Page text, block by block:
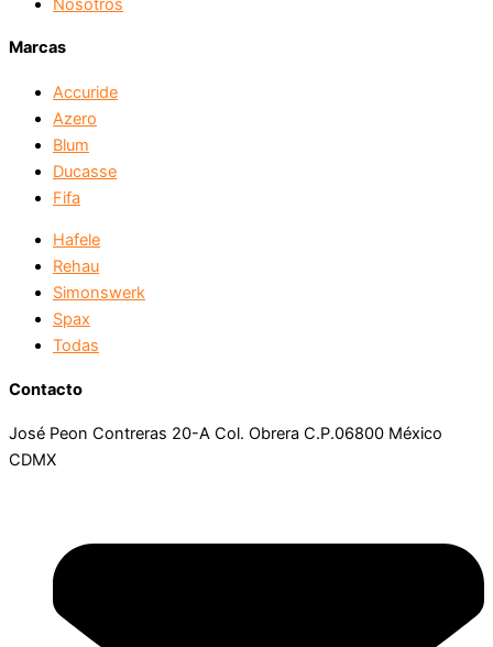
Nosotros
Marcas
Accuride
Azero
Blum
Ducasse
Fifa
Hafele
Rehau
Simonswerk
Spax
Todas
Contacto
José Peon Contreras 20-A Col. Obrera C.P.06800 México
CDMX